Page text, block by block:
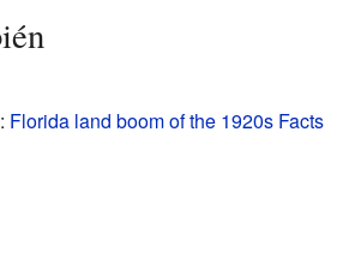
Florida land boom of the 1920s Facts